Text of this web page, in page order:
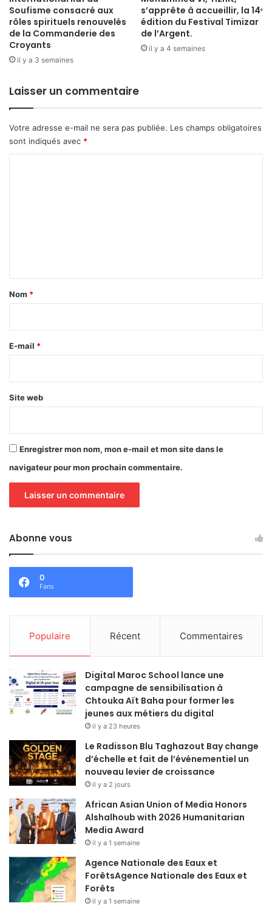
Soufisme consacré aux
rôles spirituels renouvelés
de la Commanderie des
Croyants
il y a 3 semaines
s’apprête à accueillir, la 14ᵉ
édition du Festival Timizar
de l’Argent.
il y a 4 semaines
Laisser un commentaire
Votre adresse e-mail ne sera pas publiée. Les champs obligatoires
sont indiqués avec *
a
e
Nom *
E-mail *
Site web
Enregistrer mon nom, mon e-mail et mon site dans le
navigateur pour mon prochain commentaire.
Abonne vous
0
Fans
Populaire Récent Commentaires
Digital Maroc School lance une
campagne de sensibilisation à
Chtouka Aït Baha pour former les
jeunes aux métiers du digital
il y a 23 heures
Le Radisson Blu Taghazout Bay change
d’échelle et fait de l’événementiel un
nouveau levier de croissance
il y a 2 jours
African Asian Union of Media Honors
Alshalhoub with 2026 Humanitarian
Media Award
il y a 1 semaine
Agence Nationale des Eaux et
ForêtsAgence Nationale des Eaux et
Forêts
il y a 1 semaine